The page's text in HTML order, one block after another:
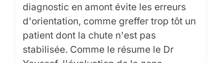
diagnostic en amont évite les erreurs
d'orientation, comme greffer trop tôt un
patient dont la chute n'est pas
stabilisée. Comme le résume le Dr